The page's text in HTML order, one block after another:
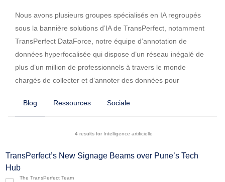
Nous avons plusieurs groupes spécialisés en IA regroupés
sous la bannière solutions d’IA de TransPerfect, notamment
TransPerfect DataForce, notre équipe d’annotation de
données hyperfocalisée qui dispose d’un réseau inégalé de
plus d’un million de professionnels à travers le monde
chargés de collecter et d’annoter des données pour
Grâce à notre technologie GlobalLink, nous aidons nos
textes prédictifs, de boîtes de dialogue ou de ressources
Blog Ressources Sociale
4 results for Intelligence artificielle
TransPerfect’s New Signage Beams over Pune’s Tech
Hub
The TransPerfect Team